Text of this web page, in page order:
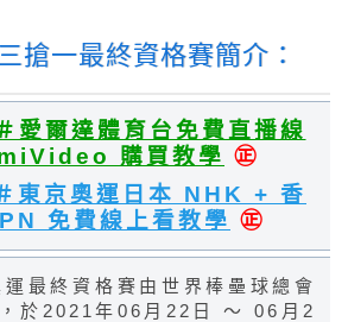
搶一最終資格賽簡介：
愛爾達體育台免費直播線
購買教學 ㊣
東京奧運日本 NHK + 香
免費線上看教學 ㊣
最終資格賽由世界棒壘球總會
，於2021年06月22日 ～ 06月2